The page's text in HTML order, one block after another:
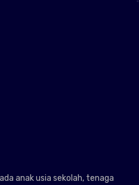
anak usia sekolah, tenaga